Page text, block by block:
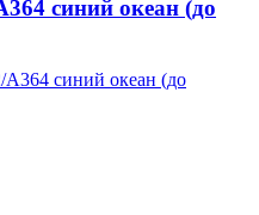
синий океан (до